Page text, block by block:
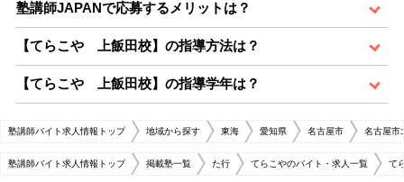
塾講師JAPANで応募するメリットは？
【てらこや 上飯田校】の指導方法は？
【てらこや 上飯田校】の指導学年は？
塾講師バイト求人情報トップ 地域から探す 東海 愛知県 名古屋市 名古屋市
塾講師バイト求人情報トップ 掲載塾一覧 た行 てらこやのバイト・求人一覧 て